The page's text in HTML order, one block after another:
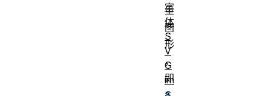
量
图
形
，
即
字
体
S
V
G
im